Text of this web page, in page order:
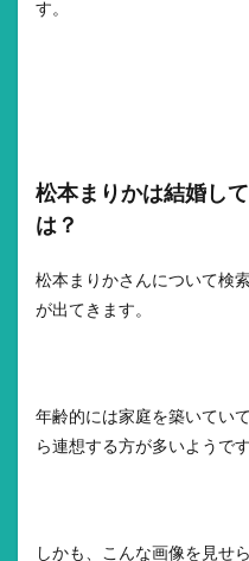
す。
松本まりかは結婚し
は？
松本まりかさんについて検
が出てきます。
年齢的には家庭を築いてい
ら連想する方が多いようです
しかも、こんな画像を見せ